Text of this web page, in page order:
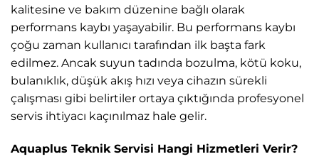
kalitesine ve bakım düzenine bağlı olarak
performans kaybı yaşayabilir. Bu performans kaybı
çoğu zaman kullanıcı tarafından ilk başta fark
edilmez. Ancak suyun tadında bozulma, kötü koku,
bulanıklık, düşük akış hızı veya cihazın sürekli
çalışması gibi belirtiler ortaya çıktığında profesyonel
servis ihtiyacı kaçınılmaz hale gelir.
Aquaplus Teknik Servisi Hangi Hizmetleri Verir?